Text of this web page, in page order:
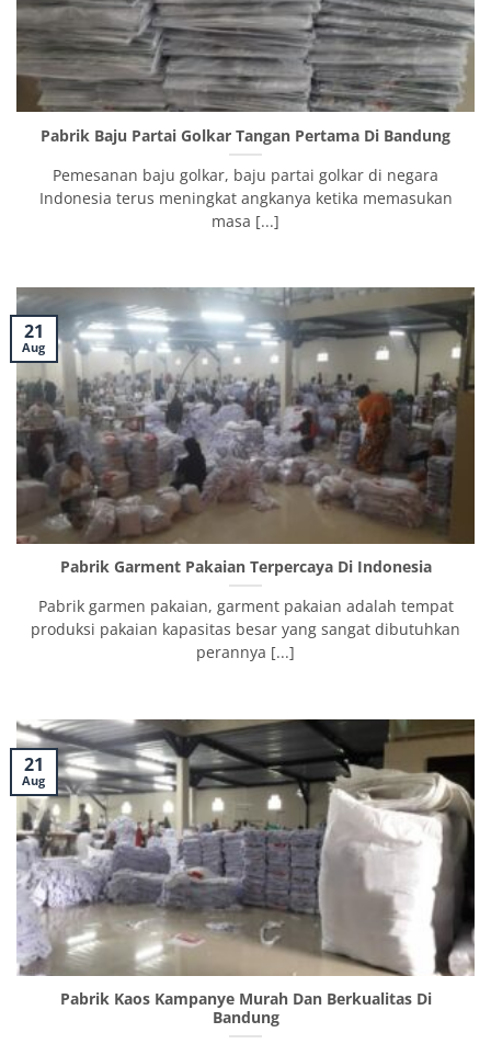
Pabrik Baju Partai Golkar Tangan Pertama Di Bandung
Pemesanan baju golkar, baju partai golkar di negara
Indonesia terus meningkat angkanya ketika memasukan
masa [...]
Pabrik Garment Pakaian Terpercaya Di Indonesia
Pabrik garmen pakaian, garment pakaian adalah tempat
produksi pakaian kapasitas besar yang sangat dibutuhkan
perannya [...]
21
Aug
Pabrik Kaos Kampanye Murah Dan Berkualitas Di
Bandung
21
Aug